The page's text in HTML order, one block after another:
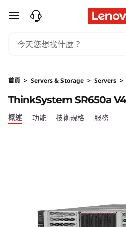
透
擴
充
的
跳至主要內容
首頁 > Servers & Storage > Servers >
ThinkSystem SR650a V4
概述 功能 技術規格 服務